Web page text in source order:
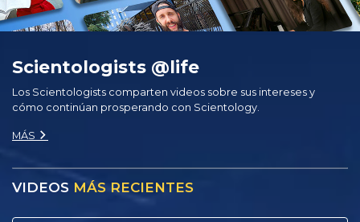
Scientologists @life
Los Scientologists comparten videos sobre sus intereses y
cómo continúan prosperando con Scientology.
MÁS
VIDEOS MÁS RECIENTES